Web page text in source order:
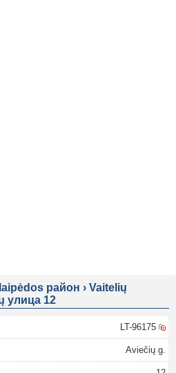
район › Vaitelių
улица 12
LT-96175
Aviečių g.